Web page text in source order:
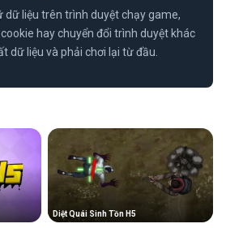
dữ liệu trên trình duyệt chạy game,
hay chuyển đổi trình duyệt khác
dữ liệu và phải chơi lại từ đầu.
Diệt Quái Sinh Tồn H5